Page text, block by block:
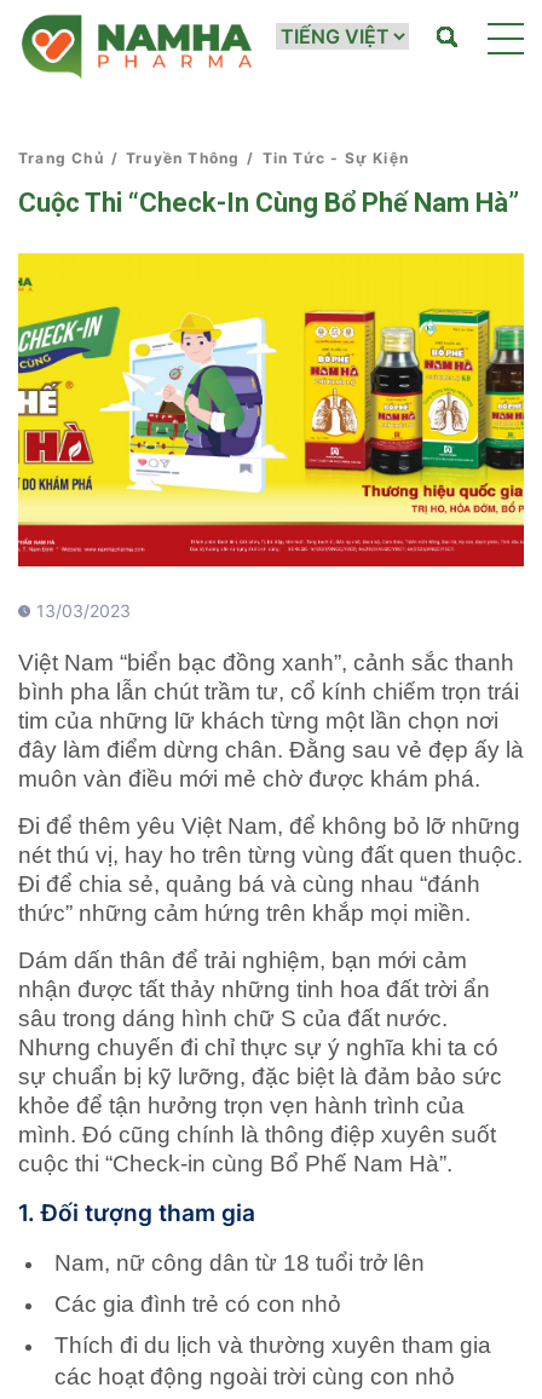
Trang Chủ / Truyền Thông / Tin Tức - Sự Kiện
Cuộc Thi “Check-In Cùng Bổ Phế Nam Hà”
13/03/2023
Việt Nam “biển bạc đồng xanh”, cảnh sắc thanh
bình pha lẫn chút trầm tư, cổ kính chiếm trọn trái
tim của những lữ khách từng một lần chọn nơi
đây làm điểm dừng chân. Đằng sau vẻ đẹp ấy là
muôn vàn điều mới mẻ chờ được khám phá.
Đi để thêm yêu Việt Nam, để không bỏ lỡ những
nét thú vị, hay ho trên từng vùng đất quen thuộc.
Đi để chia sẻ, quảng bá và cùng nhau “đánh
thức” những cảm hứng trên khắp mọi miền.
Dám dấn thân để trải nghiệm, bạn mới cảm
nhận được tất thảy những tinh hoa đất trời ẩn
sâu trong dáng hình chữ S của đất nước.
Nhưng chuyến đi chỉ thực sự ý nghĩa khi ta có
sự chuẩn bị kỹ lưỡng, đặc biệt là đảm bảo sức
khỏe để tận hưởng trọn vẹn hành trình của
mình. Đó cũng chính là thông điệp xuyên suốt
cuộc thi “Check-in cùng Bổ Phế Nam Hà”.
1. Đối tượng tham gia
Nam, nữ công dân từ 18 tuổi trở lên
Các gia đình trẻ có con nhỏ
Thích đi du lịch và thường xuyên tham gia
các hoạt động ngoài trời cùng con nhỏ